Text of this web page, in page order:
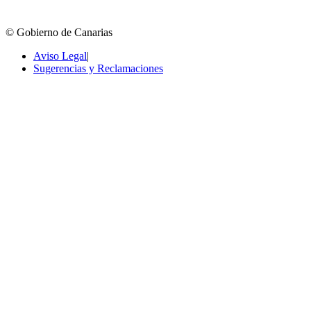
© Gobierno de Canarias
Aviso Legal|
Sugerencias y Reclamaciones